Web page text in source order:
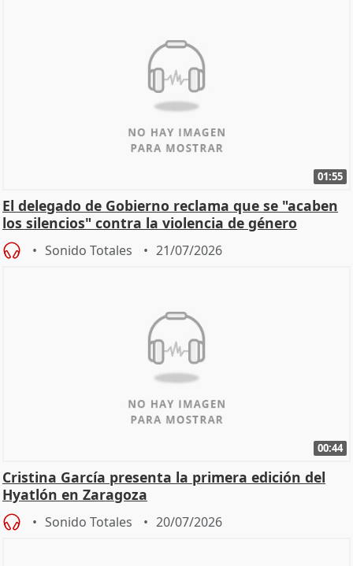
01:55
El delegado de Gobierno reclama que se "acaben
los silencios" contra la violencia de género
Sonido Totales 21/07/2026
00:44
Cristina García presenta la primera edición del
Hyatlón en Zaragoza
Sonido Totales 20/07/2026